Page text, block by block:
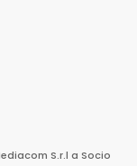
S.r.l a Socio